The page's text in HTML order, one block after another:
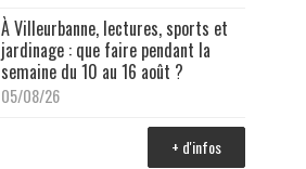
À Villeurbanne, lectures, sports et
jardinage : que faire pendant la
semaine du 10 au 16 août ?
05/08/26
+ d'infos